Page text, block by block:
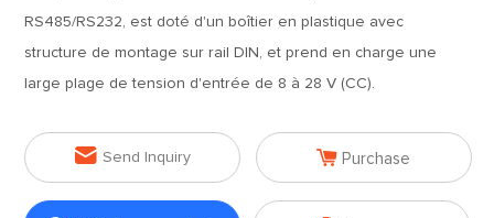
RS485/RS232, est doté d'un boîtier en plastique avec
structure de montage sur rail DIN, et prend en charge une
large plage de tension d'entrée de 8 à 28 V (CC).
 Send Inquiry  Purchase